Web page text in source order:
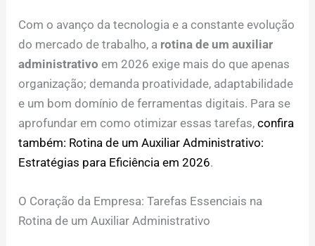
Com o avanço da tecnologia e a constante evolução
do mercado de trabalho, a rotina de um auxiliar
administrativo em 2026 exige mais do que apenas
organização; demanda proatividade, adaptabilidade
e um bom domínio de ferramentas digitais. Para se
aprofundar em como otimizar essas tarefas,confira
também: Rotina de um Auxiliar Administrativo:
Estratégias para Eficiência em 2026.
O Coração da Empresa: Tarefas Essenciais na
Rotina de um Auxiliar Administrativo